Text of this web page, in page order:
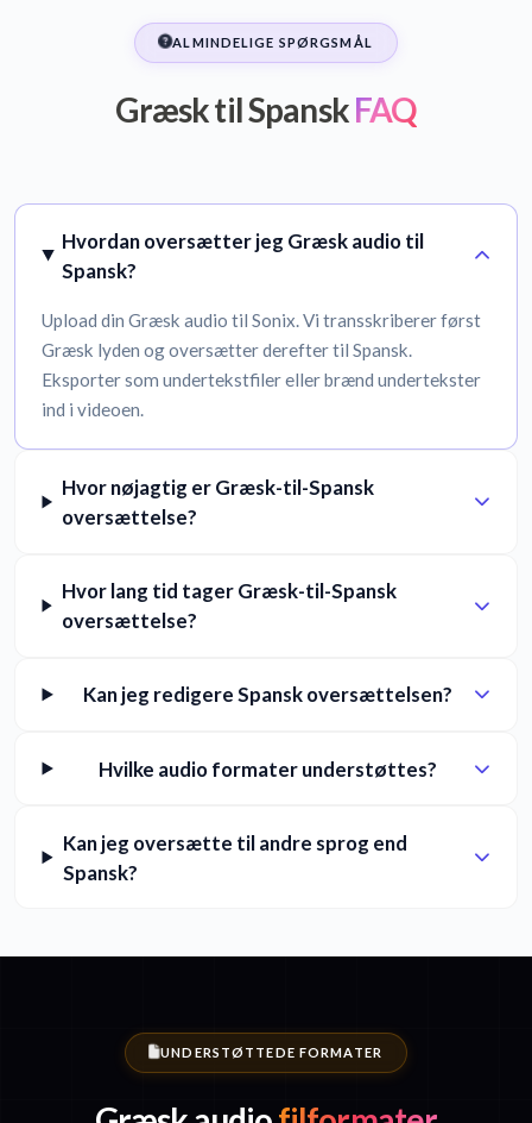
ALMINDELIGE SPØRGSMÅL
Græsk til SpanskFAQ
Hvordan oversætter jeg Græsk audio til
Spansk?
Upload din Græsk audio til Sonix. Vi transskriberer først
Græsk lyden og oversætter derefter til Spansk.
Eksporter som undertekstfiler eller brænd undertekster
ind i videoen.
Hvor nøjagtig er Græsk-til-Spansk
oversættelse?
Hvor lang tid tager Græsk-til-Spansk
oversættelse?
Kan jeg redigere Spansk oversættelsen?
Hvilke audio formater understøttes?
Kan jeg oversætte til andre sprog end
Spansk?
UNDERSTØTTEDE FORMATER